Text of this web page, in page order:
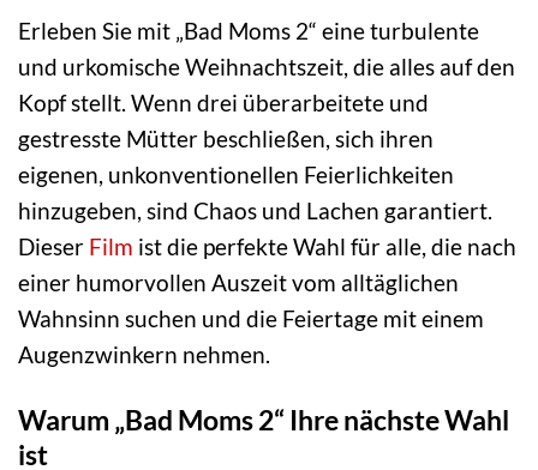
Erleben Sie mit „Bad Moms 2“ eine turbulente
und urkomische Weihnachtszeit, die alles auf den
Kopf stellt. Wenn drei überarbeitete und
gestresste Mütter beschließen, sich ihren
eigenen, unkonventionellen Feierlichkeiten
hinzugeben, sind Chaos und Lachen garantiert.
Dieser Film ist die perfekte Wahl für alle, die nach
einer humorvollen Auszeit vom alltäglichen
Wahnsinn suchen und die Feiertage mit einem
Augenzwinkern nehmen.
Warum „Bad Moms 2“ Ihre nächste Wahl
ist